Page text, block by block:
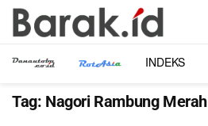
INDEKS
Tag: Nagori Rambung Merah